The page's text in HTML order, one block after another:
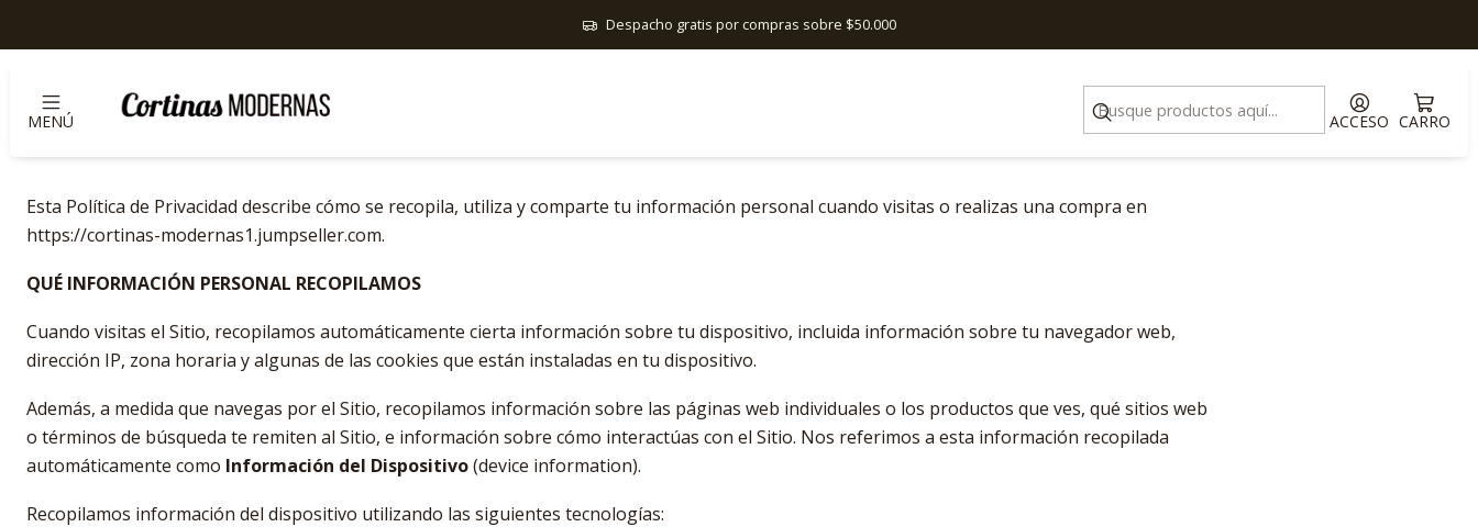
MENÚ ACCESO CARRO
Despacho gratis por compras sobre $50.000
Inicio Política de privacidad
Esta Política de Privacidad describe cómo se recopila, utiliza y comparte tu información personal cuando visitas o realizas una compra en
https://cortinas-modernas1.jumpseller.com.
QUÉ INFORMACIÓN PERSONAL RECOPILAMOS
Cuando visitas el Sitio, recopilamos automáticamente cierta información sobre tu dispositivo, incluida información sobre tu navegador web,
dirección IP, zona horaria y algunas de las cookies que están instaladas en tu dispositivo.
Además, a medida que navegas por el Sitio, recopilamos información sobre las páginas web individuales o los productos que ves, qué sitios web
o términos de búsqueda te remiten al Sitio, e información sobre cómo interactúas con el Sitio. Nos referimos a esta información recopilada
automáticamente como Información del Dispositivo(device information).
Recopilamos información del dispositivo utilizando las siguientes tecnologías: